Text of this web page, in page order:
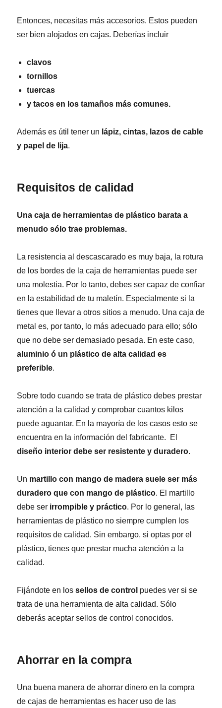
Entonces, necesitas más accesorios. Estos pueden
ser bien alojados en cajas. Deberías incluir
clavos
tornillos
tuercas
y tacos en los tamaños más comunes.
Además es útil tener un lápiz, cintas, lazos de cable
y papel de lija.
Requisitos de calidad
Una caja de herramientas de plástico barata a
menudo sólo trae problemas.
La resistencia al descascarado es muy baja, la rotura
de los bordes de la caja de herramientas puede ser
una molestia. Por lo tanto, debes ser capaz de confiar
en la estabilidad de tu maletín. Especialmente si la
tienes que llevar a otros sitios a menudo. Una caja de
metal es, por tanto, lo más adecuado para ello; sólo
que no debe ser demasiado pesada. En este caso,
aluminio ó un plástico de alta calidad es
preferible.
Sobre todo cuando se trata de plástico debes prestar
atención a la calidad y comprobar cuantos kilos
puede aguantar. En la mayoría de los casos esto se
encuentra en la información del fabricante. El
diseño interior debe ser resistente y duradero.
Un martillo con mango de madera suele ser más
duradero que con mango de plástico. El martillo
debe ser irrompible y práctico. Por lo general, las
herramientas de plástico no siempre cumplen los
requisitos de calidad. Sin embargo, si optas por el
plástico, tienes que prestar mucha atención a la
calidad.
Fijándote en lossellos de control puedes ver si se
trata de una herramienta de alta calidad. Sólo
deberás aceptar sellos de control conocidos.
Ahorrar en la compra
Una buena manera de ahorrar dinero en la compra
de cajas de herramientas es hacer uso de las